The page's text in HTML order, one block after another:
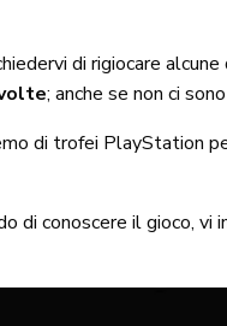
di rigiocare
; anche se non ci
di trofei PlayStation
di conoscere il gioco, vi